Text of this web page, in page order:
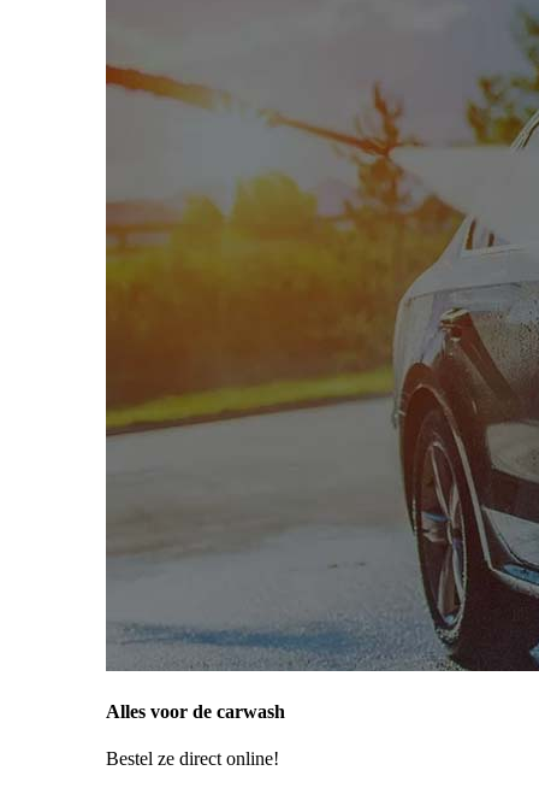
Alles voor de carwash
Bestel ze direct online!